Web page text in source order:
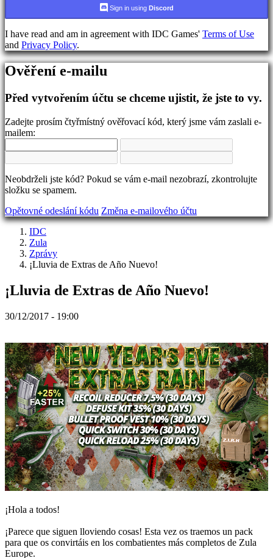
BS
CS
DA
DE
EN
ES
FR
HR
NL
NO
PT
RO
UK
VI
ZH
Hra
Hra
Gameplay
Události
ve
hře
Zprávy
Média
Průvodci
Fóra
Sign in using Discord
I have read and am in agreement with IDC Games' Terms of Use
and Privacy Policy.
Ověření e-mailu
Před vytvořením účtu se chceme ujistit, že jste to vy.
Zadejte prosím čtyřmístný ověřovací kód, který jsme vám zaslali e-
mailem:
Neobdrželi jste kód? Pokud se vám e-mail nezobrazí, zkontrolujte
složku se spamem.
Opětovné odeslání kódu Změna e-mailového účtu
IDC
Zula
Zprávy
¡Lluvia de Extras de Año Nuevo!
¡Lluvia de Extras de Año Nuevo!
30/12/2017 - 19:00
¡Hola a todos!
¡Parece que siguen lloviendo cosas! Esta vez os traemos un pack
para que os convirtáis en los combatientes más completos de Zula
Europe.